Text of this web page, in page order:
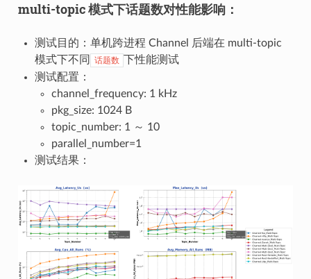
multi-topic 模式下话题数对性能影响：
测试目的：单机跨进程 Channel 后端在 multi-topic
模式下不同
话题数
下性能测试
测试配置：
channel_frequency: 1 kHz
pkg_size: 1024 B
topic_number: 1 ～ 10
parallel_number=1
测试结果：